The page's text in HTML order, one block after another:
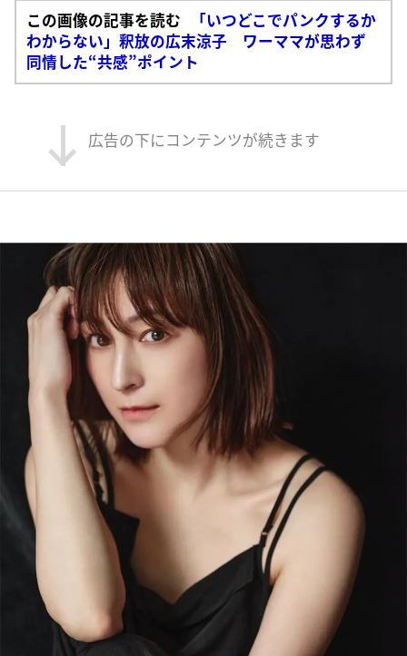
この画像の記事を読む
「いつどこでパンクするか
わからない」釈放の広末涼子 ワーママが思わず
同情した“共感”ポイント
広告の下にコンテンツが続きます